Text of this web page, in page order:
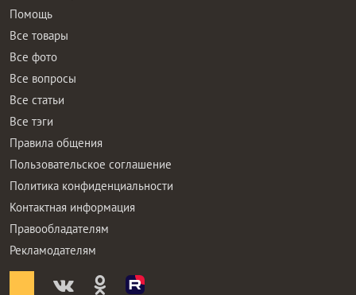
Помощь
Все товары
Все фото
Все вопросы
Все статьи
Все тэги
Правила общения
Пользовательское соглашение
Политика конфиденциальности
Контактная информация
Правообладателям
Рекламодателям